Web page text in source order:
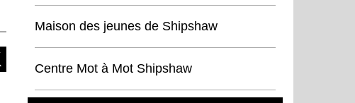
Maison des jeunes de Shipshaw
Centre Mot à Mot Shipshaw